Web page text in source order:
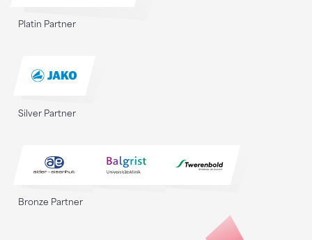
Platin Partner
Silver Partner
Bronze Partner